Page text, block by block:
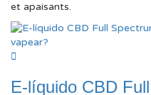
et apaisants.
E-líquido CBD